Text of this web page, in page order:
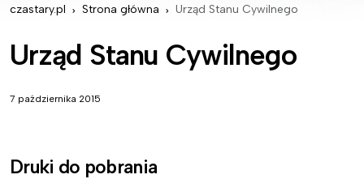
czastary.pl Strona główna Urząd Stanu Cywilnego
Urząd Stanu Cywilnego
7 października 2015
Druki do pobrania